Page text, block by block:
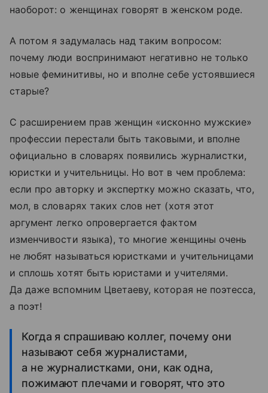
наоборот: о женщинах говорят в женском роде.
А потом я задумалась над таким вопросом:
почему люди воспринимают негативно не только
новые феминитивы, но и вполне себе устоявшиеся
старые?
С расширением прав женщин «исконно мужские»
профессии перестали быть таковыми, и вполне
официально в словарях появились журналистки,
юристки и учительницы. Но вот в чем проблема:
если про авторку и экспертку можно сказать, что,
мол, в словарях таких слов нет (хотя этот
аргумент легко опровергается фактом
изменчивости языка), то многие женщины очень
не любят называться юристками и учительницами
и сплошь хотят быть юристами и учителями.
Да даже вспомним Цветаеву, которая не поэтесса,
а поэт!
Когда я спрашиваю коллег, почему они
называют себя журналистами,
а не журналистками, они, как одна,
пожимают плечами и говорят, что это